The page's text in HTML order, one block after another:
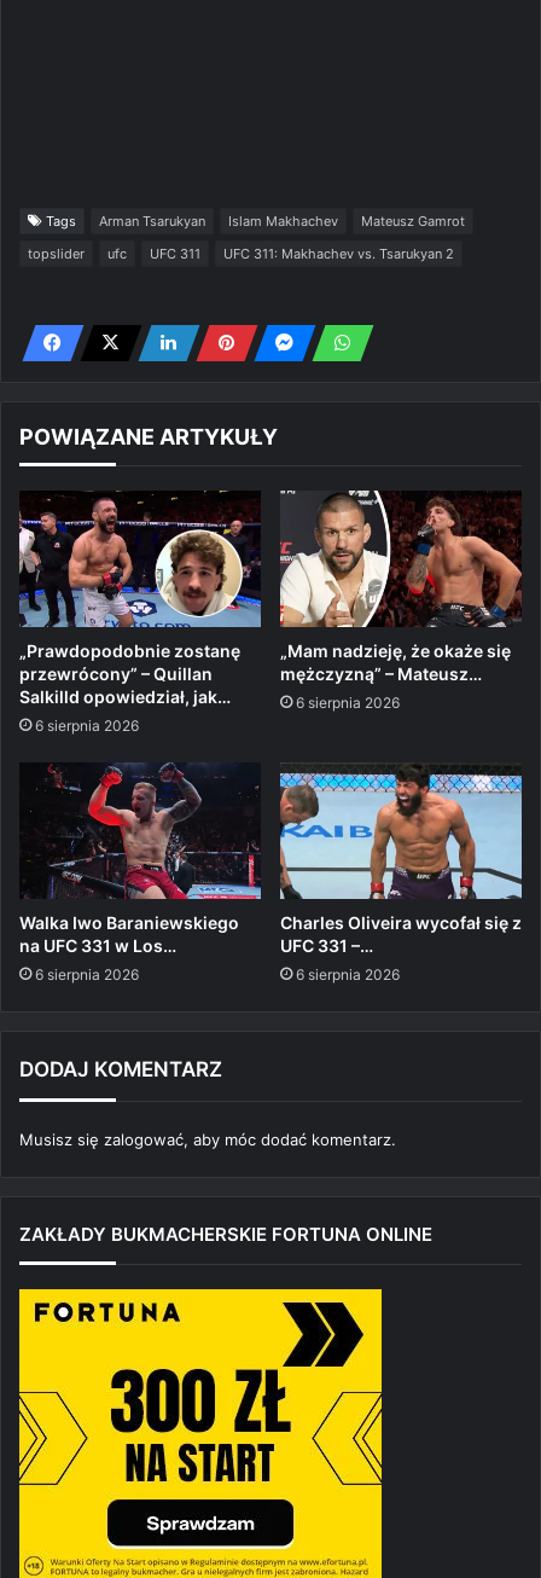
Tags Arman Tsarukyan Islam Makhachev
Mateusz Gamrot
topslider
ufc UFC 311 UFC 311: Makhachev vs. Tsarukyan 2
POWIĄZANE ARTYKUŁY
„Prawdopodobnie zostanę
przewrócony” – Quillan
Salkilld opowiedział, jak…
6 sierpnia 2026
„Mam nadzieję, że okaże się
mężczyzną” – Mateusz…
6 sierpnia 2026
Walka Iwo Baraniewskiego
na UFC 331 w Los…
6 sierpnia 2026
Charles Oliveira wycofał się z
UFC 331 –…
6 sierpnia 2026
DODAJ KOMENTARZ
Musisz się zalogować, aby móc dodać komentarz.
ZAKŁADY BUKMACHERSKIE FORTUNA ONLINE